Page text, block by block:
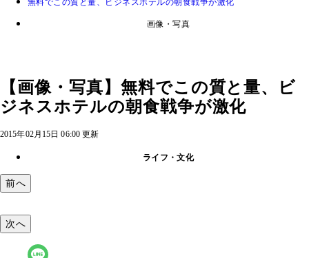
画像・写真
【画像・写真】無料でこの質と量、ビ
ジネスホテルの朝食戦争が激化
2015年02月15日 06:00 更新
ライフ・文化
前へ
次へ